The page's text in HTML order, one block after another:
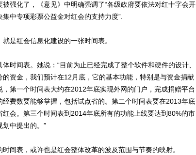
化了，《意见》中明确强调了“各级政府要依法对红十字会开
中专项彩票公益金对红会的支持力度”.
红会信息化建设的一张时间表。
间表。她说：“目前为止已经完成了整个软件和硬件的设计、
资金，我们预计在12月底，它的基本功能，特别是与资金捐献
第一个时间表大约在2012年底实现外网的门户，完成捐赠平台
费数要能够掌握，包括试点省的。第二个时间表要在2013年底
会。第三个时间表到2014年底所有的功能上线要达到80%的市
中提出的。”
表，或许也是红会整体改革的波及范围与节奏的映射。